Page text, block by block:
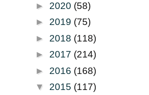
► 2020 (58)
► 2019 (75)
► 2018 (118)
► 2017 (214)
► 2016 (168)
▼ 2015 (117)